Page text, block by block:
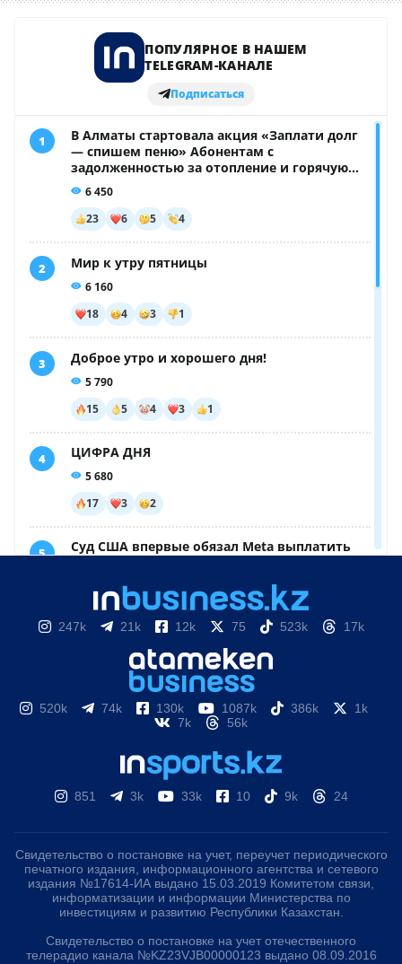
247k 21k 12k 75 523k 17k
520k 74k 130k 1087k 386k
1k
7k
56k
851 3k 33k 10 9k 24
Свидетельство о постановке на учет, переучет периодического
печатного издания, информационного агентства и сетевого
издания №17614-ИА выдано 15.03.2019 Комитетом связи,
информатизации и информации Министерства по
инвестициям и развитию Республики Казахстан.
Свидетельство о постановке на учет отечественного
телерадио канала №KZ23VJB00000123 выдано 08.09.2016